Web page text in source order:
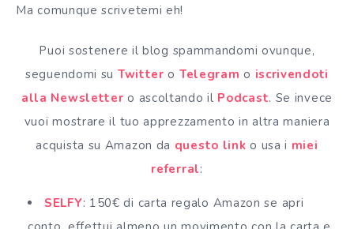
Ma comunque scrivetemi eh!
Puoi sostenere il blog spammandomi ovunque,
seguendomi su Twitter o Telegram o iscrivendoti
alla Newsletter o ascoltando il Podcast. Se invece
vuoi mostrare il tuo apprezzamento in altra maniera
acquista su Amazon da questo link o usa i miei
referral:
SELFY: 150€ di carta regalo Amazon se apri